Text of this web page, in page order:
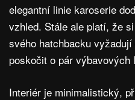
elegantní linie karoserie
vzhled. Stále ale platí, že
svého hatchbacku
poskočit o pár výbavových
Interiér je minimalistický,